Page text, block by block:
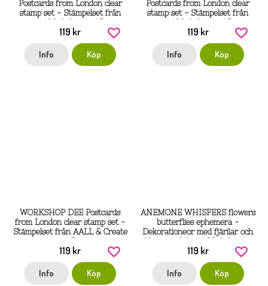
Postcards from London clear
stamp set - Stämpelset från
119 kr
Info Köp
Postcards from London clear
stamp set - Stämpelset från
119 kr
Info Köp
WORKSHOP DEE Postcards
from London clear stamp set -
Stämpelset från AALL & Create
119 kr
Info Köp
ANEMONE WHISPERS flowers
butterflies ephemera -
Dekorationeor med fjärilar och
119 kr
Info Köp